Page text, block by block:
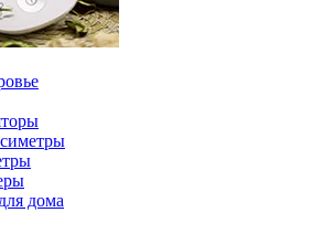
дома